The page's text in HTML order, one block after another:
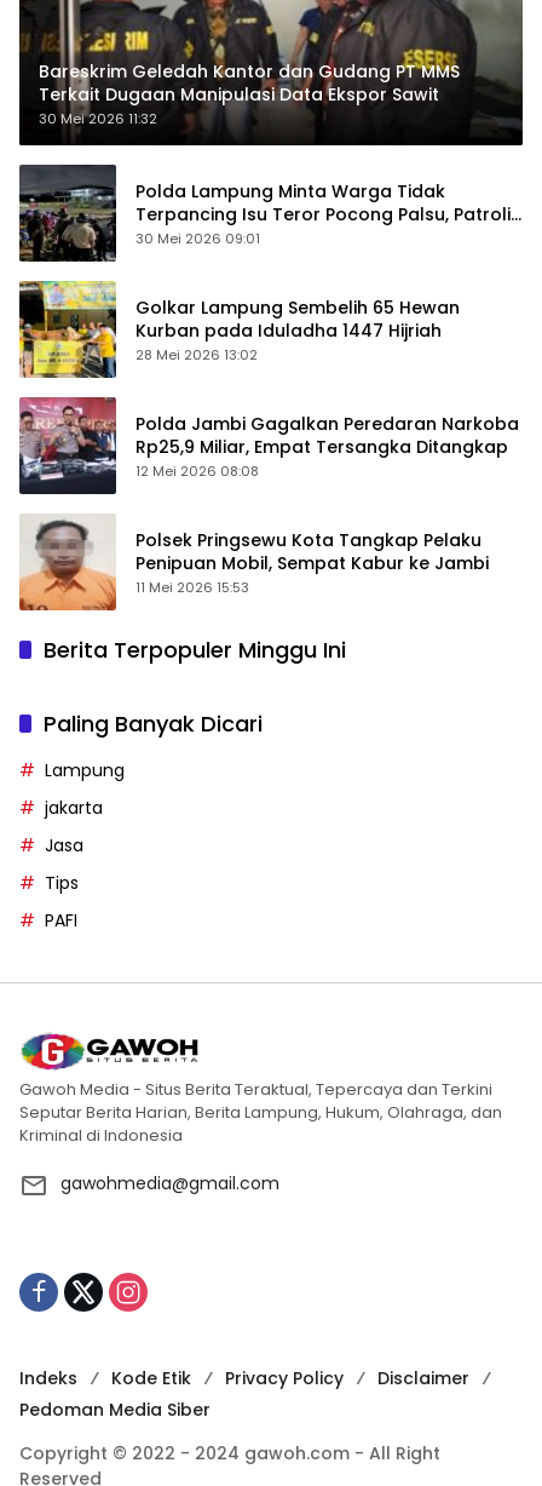
Bareskrim Geledah Kantor dan Gudang PT MMS
Terkait Dugaan Manipulasi Data Ekspor Sawit
30 Mei 2026 11:32
Polda Lampung Minta Warga Tidak
Terpancing Isu Teror Pocong Palsu, Patroli
Keamanan Ditingkatkan
30 Mei 2026 09:01
Golkar Lampung Sembelih 65 Hewan
Kurban pada Iduladha 1447 Hijriah
28 Mei 2026 13:02
Polda Jambi Gagalkan Peredaran Narkoba
Rp25,9 Miliar, Empat Tersangka Ditangkap
12 Mei 2026 08:08
Polsek Pringsewu Kota Tangkap Pelaku
Penipuan Mobil, Sempat Kabur ke Jambi
11 Mei 2026 15:53
Berita Terpopuler Minggu Ini
Paling Banyak Dicari
Lampung
jakarta
Jasa
Tips
PAFI
Gawoh Media - Situs Berita Teraktual, Tepercaya dan Terkini
Seputar Berita Harian, Berita Lampung, Hukum, Olahraga, dan
Kriminal di Indonesia
gawohmedia@gmail.com
Indeks Kode Etik Privacy Policy
Disclaimer
Pedoman Media Siber
Copyright © 2022 - 2024 gawoh.com - All Right
Reserved